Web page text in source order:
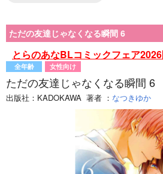
ただの友達じゃなくなる瞬間 6
とらのあなBLコミックフェア2026
全年齢 女性向け
ただの友達じゃなくなる瞬間 6
出版社： KADOKAWA 著者 ： なつきゆか